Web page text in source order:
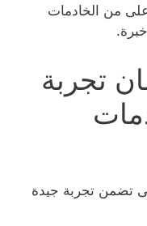
من الخادمات
تجربة
تضمن تجربة جيدة